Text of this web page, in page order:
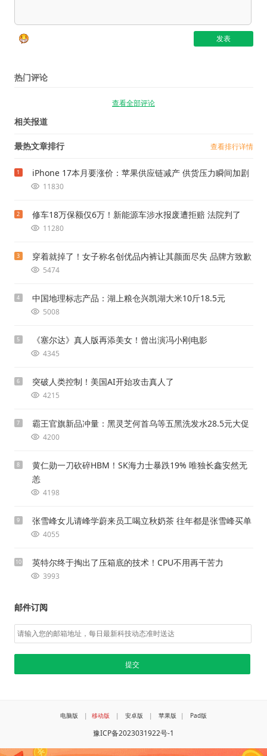
热门评论
查看全部评论
相关报道
最热文章排行 查看排行详情
1 iPhone 17本月要涨价：苹果供应链减产 供货压力瞬间加剧
11830
2 修车18万保额仅6万！新能源车涉水报废遭拒赔 法院判了
11280
3 穿着就掉了！女子称名创优品内裤让其颜面尽失 品牌方致歉
5474
4 中国地理标志产品：湖上粮仓兴凯湖大米10斤18.5元
5008
5 《塞尔达》真人版再添美女！曾出演冯小刚电影
4345
6 突破人类控制！美国AI开始攻击真人了
4215
7 霸王官旗新品冲量：黑灵芝何首乌等五黑洗发水28.5元大促
4200
8
黄仁勋一刀砍碎HBM！SK海力士暴跌19% 唯独长鑫安然无
恙
4198
9 张雪峰女儿请峰学蔚来员工喝立秋奶茶 往年都是张雪峰买单
4055
10 英特尔终于掏出了压箱底的技术！CPU不用再干苦力
3993
邮件订阅
电脑版 | 移动版 | 安卓版 | 苹果版 | Pad版
豫ICP备2023031922号-1